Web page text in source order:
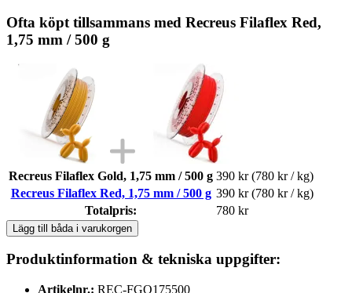
Ofta köpt tillsammans med Recreus Filaflex Red,
1,75 mm / 500 g
Recreus Filaflex Gold, 1,75 mm / 500 g 390 kr (780 kr / kg)
Recreus Filaflex Red, 1,75 mm / 500 g 390 kr (780 kr / kg)
Totalpris:
780 kr
Lägg till båda i varukorgen
Produktinformation & tekniska uppgifter:
Artikelnr.: REC-FGO175500